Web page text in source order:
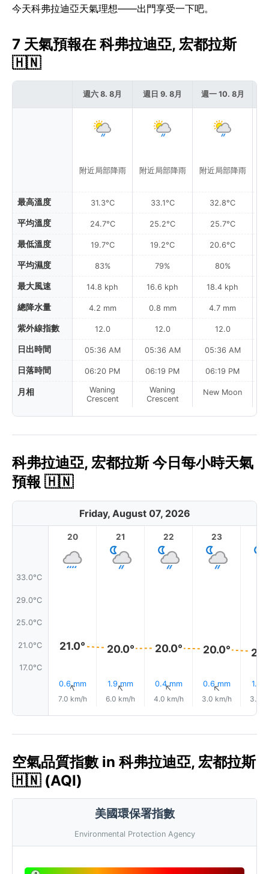
今天科弗拉迪亞天氣理想——出門享受一下吧。
7 天氣預報在 科弗拉迪亞, 宏都拉斯
🇭🇳
最高溫度
平均溫度
最低溫度
平均濕度
最大風速
總降水量
紫外線指數
日出時間
日落時間
月相
週六 8. 8月
附近局部降雨
31.3°C
24.7°C
19.7°C
83%
14.8 kph
4.2 mm
12.0
05:36 AM
06:20 PM
Waning
Crescent
週日 9. 8月
附近局部降雨
33.1°C
25.2°C
19.2°C
79%
16.6 kph
0.8 mm
12.0
05:36 AM
06:19 PM
Waning
Crescent
週一 10. 8月
附近局部降雨
32.8°C
25.7°C
20.6°C
80%
18.4 kph
4.7 mm
12.0
05:36 AM
06:19 PM
New Moon
科弗拉迪亞, 宏都拉斯 今日每小時天氣
預報 🇭🇳
Friday, August 07, 2026
33.0°C
29.0°C
25.0°C
21.0°C
17.0°C
20
21.0°
0.6 mm
↑
7.0 km/h
21
20.0°
1.9 mm
↑
6.0 km/h
22
20.0°
0.4 mm
↑
4.0 km/h
23
20.0°
0.6 mm
↑
3.0 km/h
1.9
3.0
空氣品質指數 in 科弗拉迪亞, 宏都拉斯
🇭🇳 (AQI)
美國環保署指數
Environmental Protection Agency